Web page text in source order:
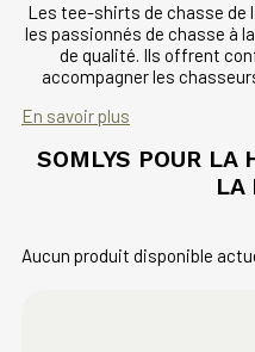
Les tee-shirts de chasse de
les passionnés de chasse à
de qualité. Ils offrent
accompagner les
En savoir plus
SOMLYS POUR LA
LA
Aucun produit disponible